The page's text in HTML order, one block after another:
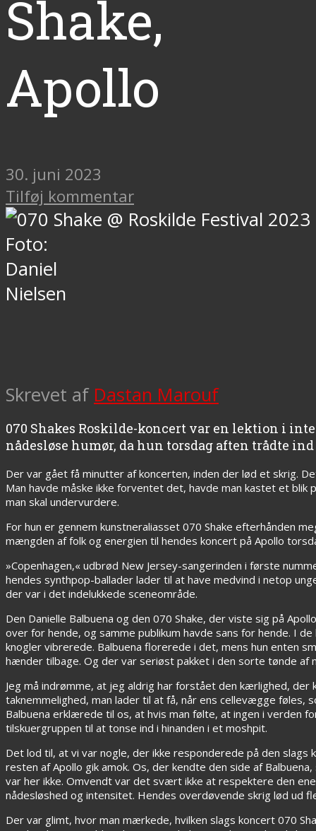
Shake,
Apollo
30. juni 2023
Tilføj kommentar
Foto:
Daniel
Nielsen
Skrevet af Dastan Marouf
070 Shakes Roskilde-koncert var en lektion i
nådesløse humør, da hun torsdag aften trådte
Der var gået få minutter af koncerten, inden der lød et skrig.
Man havde måske ikke forventet det, havde man kastet et
man skal undervurdere.
For hun er gennem kunstneraliasset 070 Shake efterhånden
mængden af folk og energien til hendes koncert på Apollo
»Copenhagen,« udbrød New Jersey-sangerinden i første
hendes synthpop-ballader lader til at have medvind i netop
der var i det indelukkede sceneområde.
Den Danielle Balbuena og den 070 Shake, der viste sig på
over for hende, og samme publikum havde sans for hende. I
knogler vibrerede. Balbuena florerede i det, mens hun enten
hænder tilbage. Og der var seriøst pakket i den sorte tønde af
Jeg må indrømme, at jeg aldrig har forstået den kærlighed,
taknemmelighed, man lader til at få, når ens cellevægge føles,
Balbuena erklærede til os, at hvis man følte, at ingen i verden
tilskuergruppen til at tonse ind i hinanden i et moshpit.
Det lod til, at vi var nogle, der ikke responderede på den
resten af Apollo gik amok. Os, der kendte den side af
var her ikke. Omvendt var det svært ikke at respektere den
nådesløshed og intensitet. Hendes overdøvende skrig lød ud
Der var glimt, hvor man mærkede, hvilken slags koncert 070